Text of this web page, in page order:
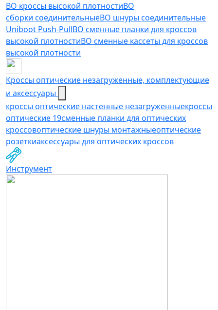
ВО кроссы высокой плотностиВО
сборки соединительныеВО шнуры соединительные
Uniboot Push-PullВО сменные планки для кроссов
высокой плотностиВО сменные кассеты для кроссов
высокой плотности
Кроссы оптические незагруженные, комплектующие
и аксессуары
кроссы оптические настенные незагруженныекроссы
оптические 19сменные планки для оптических
кроссовоптические шнуры монтажныеоптические
розеткиаксессуары для оптических кроссов
Инструмент